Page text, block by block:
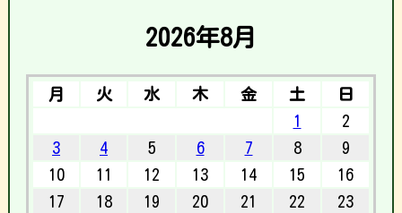
2026年8月
月 火 水 木 金 土
日
1
2
3
4 5 6 7 8
9
10
11 12 13 14 15
16
17
18 19 20 21 22
23